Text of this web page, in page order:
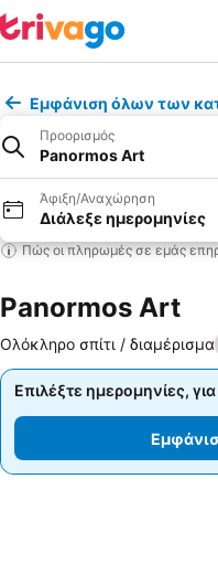
Εμφάνιση όλων των
Προορισμός
Panormos Art
Άφιξη/Αναχώρηση
Διάλεξε ημερομηνίες
Πώς οι πληρωμές σε εμάς
Panormos Art
Ολόκληρο σπίτι / διαμέρισμα
Επιλέξτε ημερομηνίες, για
Επιλέξτε ημερομηνίες, για